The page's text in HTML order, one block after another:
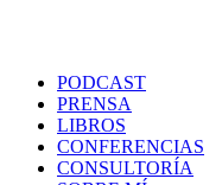
PODCAST
PRENSA
LIBROS
CONFERENCIAS
CONSULTORÍA